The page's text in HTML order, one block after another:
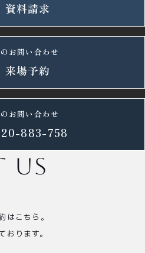
資料請求
お問い合わせ
来場予約
お問い合わせ
883-758
us
はこちら。
おります。